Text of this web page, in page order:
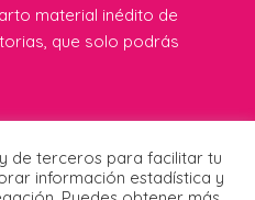
material inédito de
que solo podrás
de terceros para facilitar tu
información estadística y